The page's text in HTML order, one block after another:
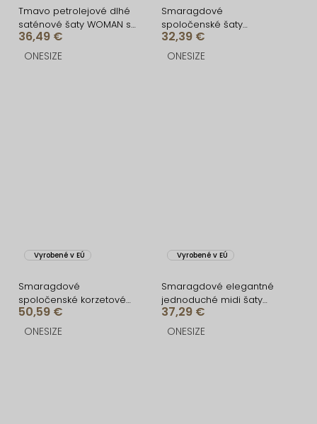
Tmavo petrolejové dlhé
saténové šaty WOMAN s
opaskom
36,49 €
ONESIZE
Smaragdové
spoločenské šaty
VEĽMORO s bodmi
32,39 €
ONESIZE
Vyrobené v EÚ
Smaragdové
spoločenské korzetové
šaty ZONTIRE
50,59 €
ONESIZE
Vyrobené v EÚ
Smaragdové elegantné
jednoduché midi šaty
OMNIS
37,29 €
ONESIZE